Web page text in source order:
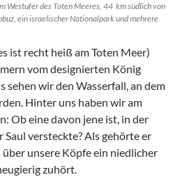
Westufer des Toten Meeres, 44 km südlich von
ein israelischer Nationalpark und mehrere
ist recht heiß am Toten Meer)
vom designierten König
sehen wir den Wasserfall, an dem
Hinter uns haben wir am
Ob eine davon jene ist, in der
versteckte? Als gehörte er
unsere Köpfe ein niedlicher
zuhört.